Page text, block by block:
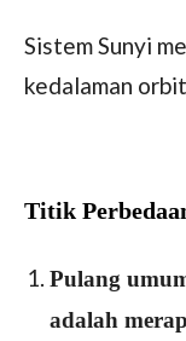
Sistem Sunyi
kedalaman
Titik
Pulang
adalah